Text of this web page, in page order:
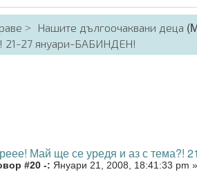
Нашите дългоочаквани деца
21-27 януари-БАБИНДЕН!
Май ще се уредя и аз с
#20 -: Януари 21, 2008, 18:41:33 pm »